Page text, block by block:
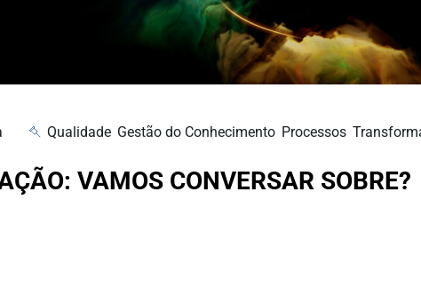
Qualidade Gestão do Conhecimento Processos
VAMOS CONVERSAR SOBRE?